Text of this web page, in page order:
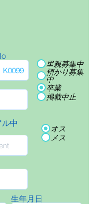
里親募集中
預かり募集
中
卒業
掲載中止
中
オス
メス
生年月日